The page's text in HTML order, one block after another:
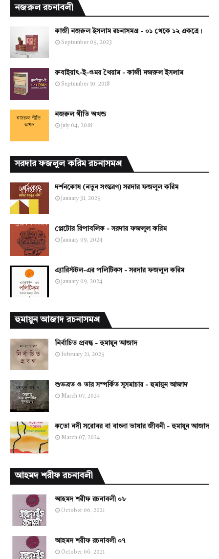
নজরুল রচনাবলী
কাজী নজরুল ইসলাম রচনাসমগ্র - ০১ থেকে ১২ একত্রে।
September 05, 2023
রুবাইয়াৎ-ই-ওমর খৈয়াম - কাজী নজরুল ইসলাম
September 10, 2018
নজরুল গীতি অখন্ড
July 04, 2018
সরদার ফজলুল করিম রচনাসমগ্র
দর্শনকোষ (নতুন সংস্করণ) সরদার ফজলুল করিম
January 31, 2025
প্লেটোর রিপাবলিক - সরদার ফজলুল করিম
January 09, 2024
এ্যারিস্টটল-এর পলিটিকস - সরদার ফজলুল করিম
January 09, 2024
হুমায়ুন আজাদ রচনাসমগ্র
নির্বাচিত প্রবন্ধ - হুমায়ুন আজাদ
February 21, 2025
শুভব্রত ও তার সম্পর্কিত সুসমাচার - হুমায়ুন আজাদ
March 07, 2024
কতো নদী সরোবর বা বাংলা ভাষার জীবনী - হুমায়ুন আজাদ
March 07, 2024
আহমদ শরীফ রচনাবলী
আহমদ শরীফ রচনাবলী ০৮
October 06, 2021
আহমদ শরীফ রচনাবলী ০৭
October 06, 2021